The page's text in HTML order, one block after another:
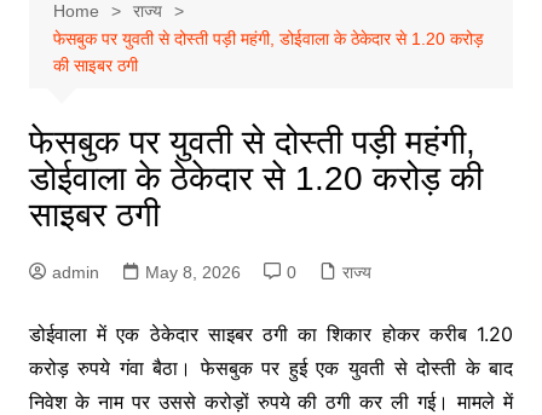
Home
राज्य
फेसबुक पर युवती से दोस्ती पड़ी महंगी, डोईवाला के ठेकेदार से 1.20 करोड़
की साइबर ठगी
फेसबुक पर युवती से दोस्ती पड़ी महंगी,
डोईवाला के ठेकेदार से 1.20 करोड़ की
साइबर ठगी
admin May 8, 2026 0 राज्य
डोईवालामें एक ठेकेदार साइबर ठगी का शिकार होकर करीब 1.20
करोड़ रुपये गंवा बैठा। फेसबुक पर हुई एक युवती से दोस्ती के बाद
निवेश के नाम पर उससे करोड़ों रुपये की ठगी कर ली गई। मामले में